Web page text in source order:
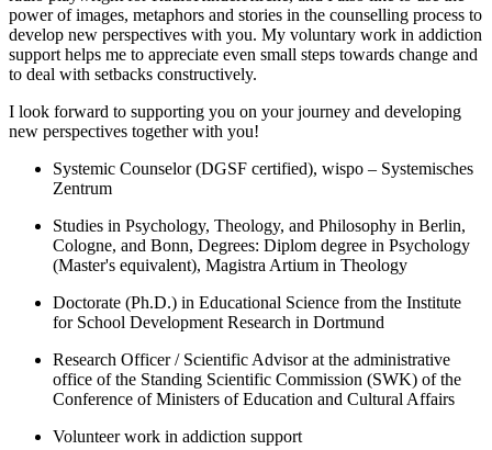
power of images, metaphors and stories in the counselling process to
develop new perspectives with you. My voluntary work in addiction
support helps me to appreciate even small steps towards change and
to deal with setbacks constructively.
I look forward to supporting you on your journey and developing
new perspectives together with you!
Systemic Counselor (DGSF certified), wispo – Systemisches
Zentrum
Studies in Psychology, Theology, and Philosophy in Berlin,
Cologne, and Bonn, Degrees: Diplom degree in Psychology
(Master's equivalent), Magistra Artium in Theology
Doctorate (Ph.D.) in Educational Science from the Institute
for School Development Research in Dortmund
Research Officer / Scientific Advisor at the administrative
office of the Standing Scientific Commission (SWK) of the
Conference of Ministers of Education and Cultural Affairs
Volunteer work in addiction support